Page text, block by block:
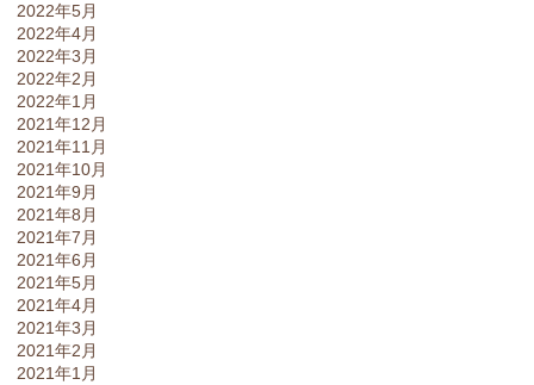
2022年5月
2022年4月
2022年3月
2022年2月
2022年1月
2021年12月
2021年11月
2021年10月
2021年9月
2021年8月
2021年7月
2021年6月
2021年5月
2021年4月
2021年3月
2021年2月
2021年1月